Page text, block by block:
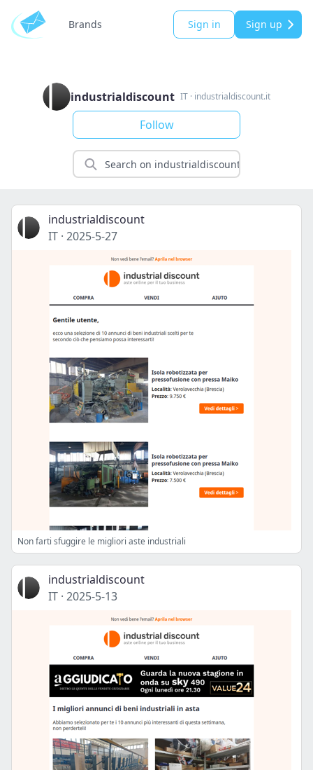
Brands Sign in Sign up
industrialdiscount IT · industrialdiscount.it
Follow
industrialdiscount
IT · 2025-5-27
Non farti sfuggire le migliori aste industriali
industrialdiscount
IT · 2025-5-13